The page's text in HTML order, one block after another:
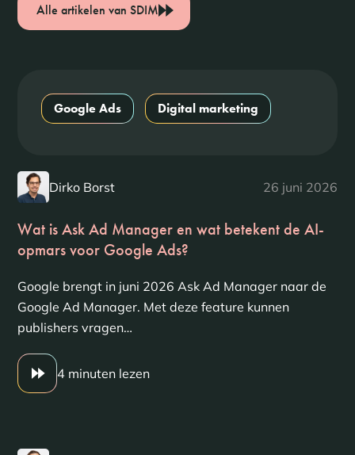
Alle artikelen van SDIM
Google Ads Digital marketing
Dirko Borst 26 juni 2026
Wat is Ask Ad Manager en wat betekent de AI-
opmars voor Google Ads?
Google brengt in juni 2026 Ask Ad Manager naar de
Google Ad Manager. Met deze feature kunnen
publishers vragen…
4 minuten lezen